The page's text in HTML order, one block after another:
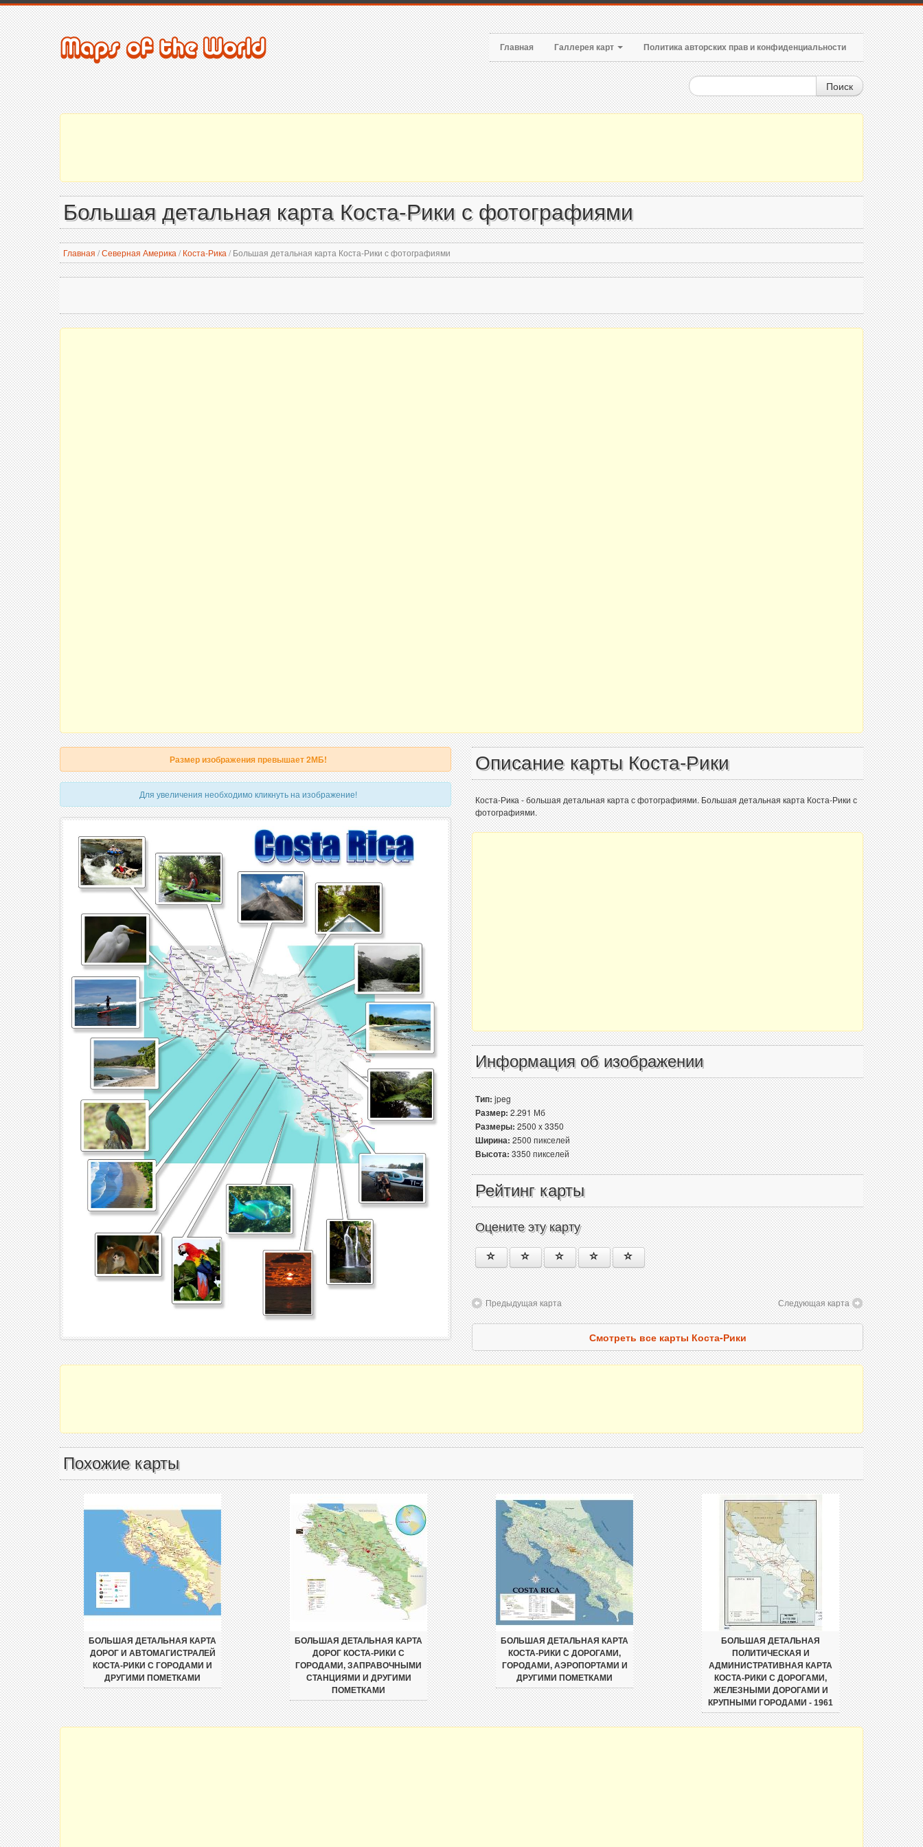
Главная Галлерея карт Политика авторских прав и конфиденциальности
Поиск
Большая детальная карта Коста-Рики с фотографиями
Главная /Северная Америка / Коста-Рика /Большая детальная карта Коста-Рики с фотографиями
Размер изображения превышает 2МБ!
Для увеличения необходимо кликнуть на изображение!
Описание карты Коста-Рики
Коста-Рика - большая детальная карта с фотографиями. Большая детальная карта Коста-Рики с
фотографиями.
Информация об изображении
Тип:jpeg
Размер:2.291 Мб
Размеры:2500 x 3350
Ширина:2500 пикселей
Высота:3350 пикселей
Рейтинг карты
Оцените эту карту
Предыдущая карта Следующая карта
Смотреть все карты Коста-Рики
Похожие карты
БОЛЬШАЯ ДЕТАЛЬНАЯ КАРТА
ДОРОГ И АВТОМАГИСТРАЛЕЙ
КОСТА-РИКИ С ГОРОДАМИ И
ДРУГИМИ ПОМЕТКАМИ
БОЛЬШАЯ ДЕТАЛЬНАЯ КАРТА
ДОРОГ КОСТА-РИКИ С
ГОРОДАМИ, ЗАПРАВОЧНЫМИ
СТАНЦИЯМИ И ДРУГИМИ
ПОМЕТКАМИ
БОЛЬШАЯ ДЕТАЛЬНАЯ КАРТА
КОСТА-РИКИ С ДОРОГАМИ,
ГОРОДАМИ, АЭРОПОРТАМИ И
ДРУГИМИ ПОМЕТКАМИ
БОЛЬШАЯ ДЕТАЛЬНАЯ
ПОЛИТИЧЕСКАЯ И
АДМИНИСТРАТИВНАЯ КАРТА
КОСТА-РИКИ С ДОРОГАМИ,
ЖЕЛЕЗНЫМИ ДОРОГАМИ И
КРУПНЫМИ ГОРОДАМИ - 1961